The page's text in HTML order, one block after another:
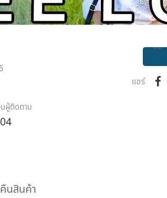
ผู้ติดตาม
แชร์
นสินค้า